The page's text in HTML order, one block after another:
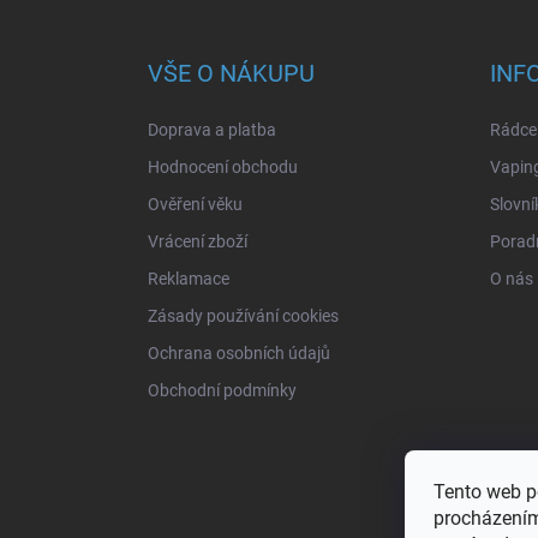
Tento web
VŠE O NÁKUPU
Doprava a platba
Hodnocení obchodu
Ověření věku
Vrácení zboží
Reklamace
Zásady používání cookies
Ochrana osobních údajů
Obchodní podmínky
O nás